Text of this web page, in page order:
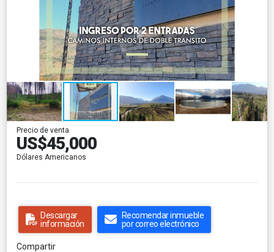
Precio de venta
US$45,000
Dólares Americanos
Descargar
información
Recomendar inmueble
por correo electrónico
Compartir